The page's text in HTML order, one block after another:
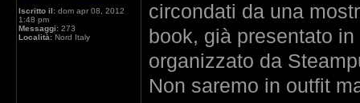
Iscritto il: dom apr 08, 2012
1:48 pm
Messaggi: 273
Località: Nord Italy
circondati da una
book, già presentato
organizzato da
Non saremo in outfit